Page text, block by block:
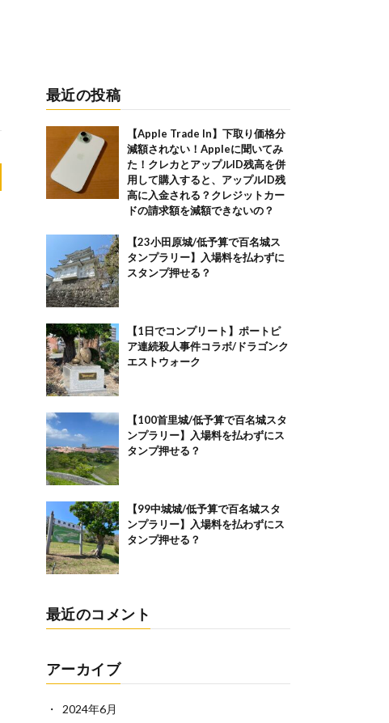
最近の投稿
【Apple Trade In】下取り価格分
減額されない！Appleに聞いてみ
た！クレカとアップルID残高を併
用して購入すると、アップルID残
高に入金される？クレジットカー
ドの請求額を減額できないの？
【23小田原城/低予算で百名城ス
タンプラリー】入場料を払わずに
スタンプ押せる？
【1日でコンプリート】ポートピ
ア連続殺人事件コラボ/ドラゴンク
エストウォーク
【100首里城/低予算で百名城スタ
ンプラリー】入場料を払わずにス
タンプ押せる？
【99中城城/低予算で百名城スタ
ンプラリー】入場料を払わずにス
タンプ押せる？
最近のコメント
アーカイブ
2024年6月